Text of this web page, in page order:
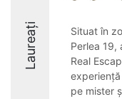
Laureați
Situat în
Perlea 19,
Real
pe mister